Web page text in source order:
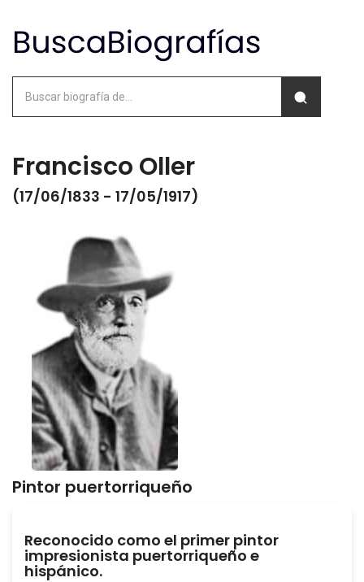
Francisco Oller
(17/06/1833 - 17/05/1917)
Pintor puertorriqueño
Reconocido como el primer pintor
impresionista puertorriqueño e
hispánico.